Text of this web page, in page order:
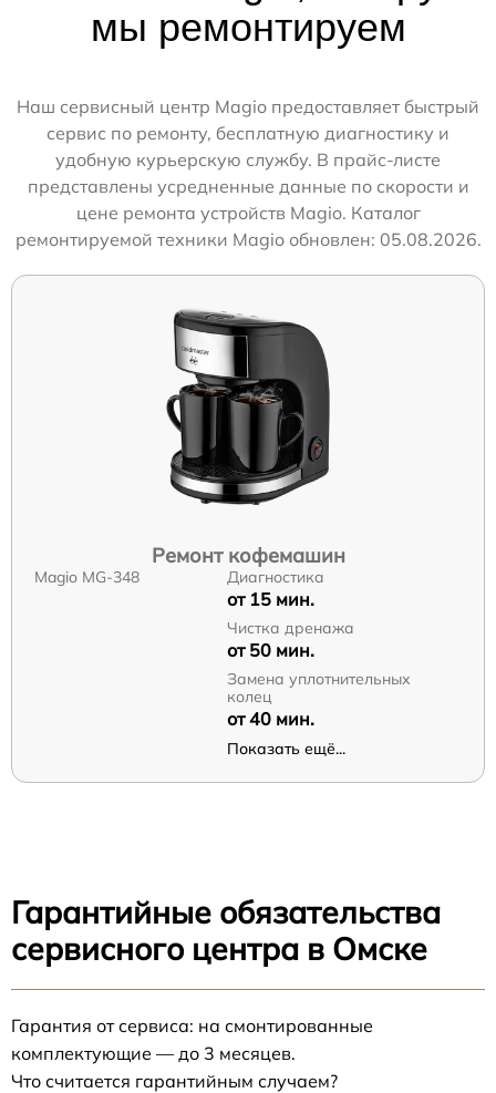
мы ремонтируем
Наш сервисный центр Magio предоставляет быстрый
сервис по ремонту, бесплатную диагностику и
удобную курьерскую службу. В прайс-листе
представлены усредненные данные по скорости и
цене ремонта устройств Magio. Каталог
ремонтируемой техники Magio обновлен: 05.08.2026.
Ремонт кофемашин
Magio MG-348 Диагностика
от 15 мин.
Чистка дренажа
от 50 мин.
Замена уплотнительных
колец
от 40 мин.
Показать ещё...
Гарантийные обязательства
сервисного центра в Омске
Гарантия от сервиса: на смонтированные
комплектующие — до 3 месяцев.
Что считается гарантийным случаем?